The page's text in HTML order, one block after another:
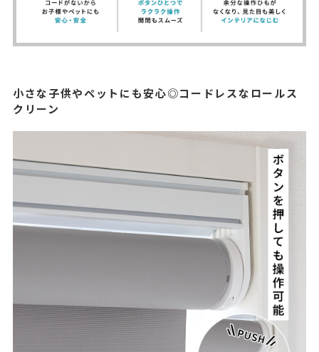
小さな子供やペットにも安心◎コードレスなロールス
クリーン